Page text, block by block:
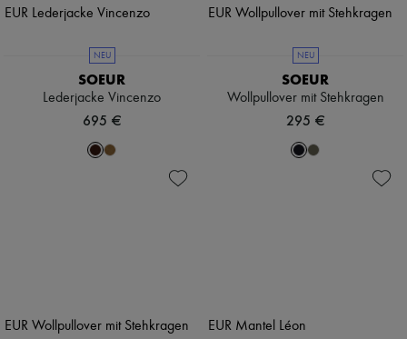
NEU
SOEUR
Lederjacke Vincenzo
695 €
NEU
SOEUR
Wollpullover mit Stehkragen
295 €